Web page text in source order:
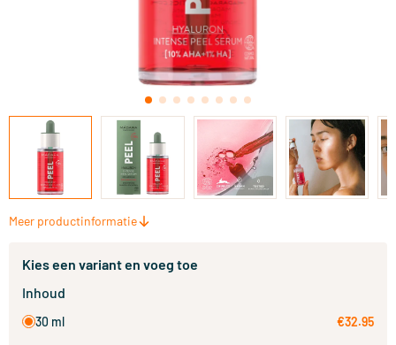
Meer productinformatie
Kies een variant en voeg toe
Inhoud
30 ml €32.95